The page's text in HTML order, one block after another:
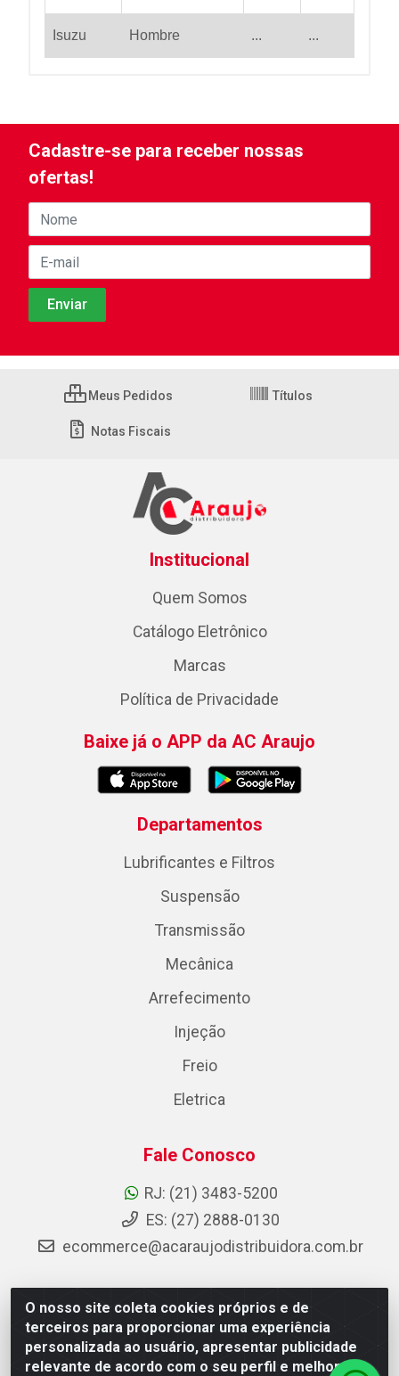
Isuzu Hombre ... ...
O nosso site coleta cookies próprios e de
terceiros para proporcionar uma experiência
personalizada ao usuário, apresentar publicidade
relevante de acordo com o seu perfil e melhorar a
Cadastre-se para receber nossas
ofertas!
Meus Pedidos Títulos
Notas Fiscais
Institucional
Quem Somos
Catálogo Eletrônico
Marcas
Política de Privacidade
Baixe já o APP da AC Araujo
Departamentos
Lubrificantes e Filtros
Suspensão
Transmissão
Mecânica
Arrefecimento
Injeção
Freio
Eletrica
Fale Conosco
RJ: (21) 3483-5200
ES: (27) 2888-0130
ecommerce@acaraujodistribuidora.com.br
AC Araujo Distribuidora - Rua Carneiro de Campos, 42 -
São Cristóvão, Rio de Janeiro/RJ - CEP 20.920-410 -
CNPJ 08.744.753/0003-85